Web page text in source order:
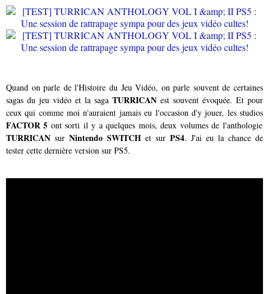
Quand on parle de l'Histoire du Jeu Vidéo, on parle souvent de certaines
sagas du jeu vidéo et la saga TURRICAN est souvent évoquée. Et pour
ceux qui comme moi n'auraient jamais eu l'occasion d'y jouer, les studios
FACTOR 5 ont sorti il y a quelques mois, deux volumes de l'anthologie
TURRICAN sur Nintendo SWITCH et sur PS4. J'ai eu la chance de
tester cette dernière version sur PS5.